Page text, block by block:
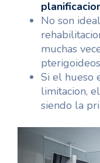
No son
muchas
Si el hueso
limitacion,
siendo la